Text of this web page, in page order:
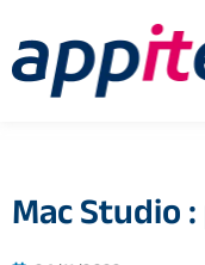
Mac Studio